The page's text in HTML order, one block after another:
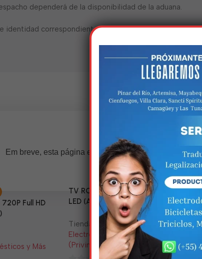
dependerá de la disponibilidad de la aduana.
identidad correspondientes y vigentes al momento de ir
Full HD
y Más
TV RCA 43” 1080P Full HD
LED (Android Smart TV)
Tienda:
Electrodomésticos y Más
(Privincia)
1200W
Estamos
Em breve, esta página estará disponível com
compreensão.